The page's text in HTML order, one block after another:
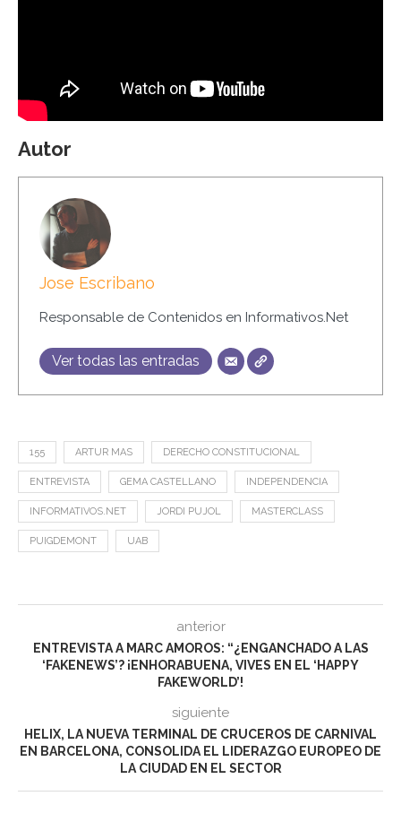
Autor
Jose Escribano
Responsable de Contenidos en Informativos.Net
Ver todas las entradas
155 ARTUR MAS DERECHO CONSTITUCIONAL
ENTREVISTA GEMA CASTELLANO INDEPENDENCIA
INFORMATIVOS.NET JORDI PUJOL MASTERCLASS
PUIGDEMONT UAB
anterior
ENTREVISTA A MARC AMOROS: “¿ENGANCHADO A LAS
‘FAKENEWS’? ¡ENHORABUENA, VIVES EN EL ‘HAPPY
FAKEWORLD’!
siguiente
HELIX, LA NUEVA TERMINAL DE CRUCEROS DE CARNIVAL
EN BARCELONA, CONSOLIDA EL LIDERAZGO EUROPEO DE
LA CIUDAD EN EL SECTOR